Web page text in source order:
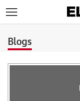
Blogs